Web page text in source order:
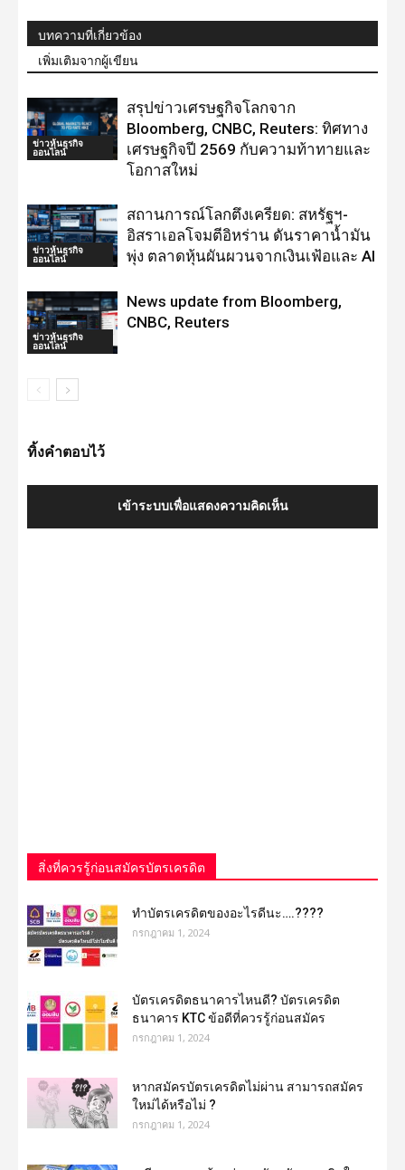
บทความที่เกี่ยวข้อง
เพิ่มเติมจากผู้เขียน
ข่าวหุ้นธุรกิจ
ออนไลน์
สรุปข่าวเศรษฐกิจโลกจาก
Bloomberg, CNBC, Reuters: ทิศทาง
เศรษฐกิจปี 2569 กับความท้าทายและ
โอกาสใหม่
ข่าวหุ้นธุรกิจ
ออนไลน์
สถานการณ์โลกตึงเครียด: สหรัฐฯ-
อิสราเอลโจมตีอิหร่าน ดันราคาน้ำมัน
พุ่ง ตลาดหุ้นผันผวนจากเงินเฟ้อและ AI
ข่าวหุ้นธุรกิจ
ออนไลน์
News update from Bloomberg,
CNBC, Reuters
ทิ้งคำตอบไว้
เข้าระบบเพื่อแสดงความคิดเห็น
สิ่งที่ควรรู้ก่อนสมัครบัตรเครดิต
ทําบัตรเครดิตของอะไรดีนะ….????
กรกฎาคม 1, 2024
บัตรเครดิตธนาคารไหนดี? บัตรเครดิต
ธนาคาร KTC ข้อดีที่ควรรู้ก่อนสมัคร
กรกฎาคม 1, 2024
หากสมัครบัตรเครดิตไม่ผ่าน สามารถสมัคร
ใหม่ได้หรือไม่ ?
กรกฎาคม 1, 2024